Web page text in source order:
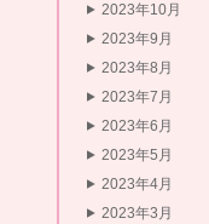
2023年10月
2023年9月
2023年8月
2023年7月
2023年6月
2023年5月
2023年4月
2023年3月